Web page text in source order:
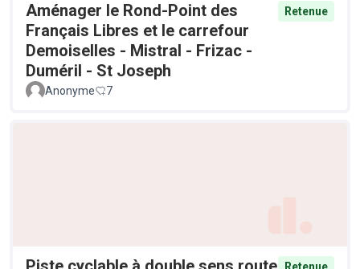
Aménager le Rond-Point des
Français Libres et le carrefour
Demoiselles - Mistral - Frizac -
Duméril - St Joseph
Retenue
Anonyme 7
Retenue